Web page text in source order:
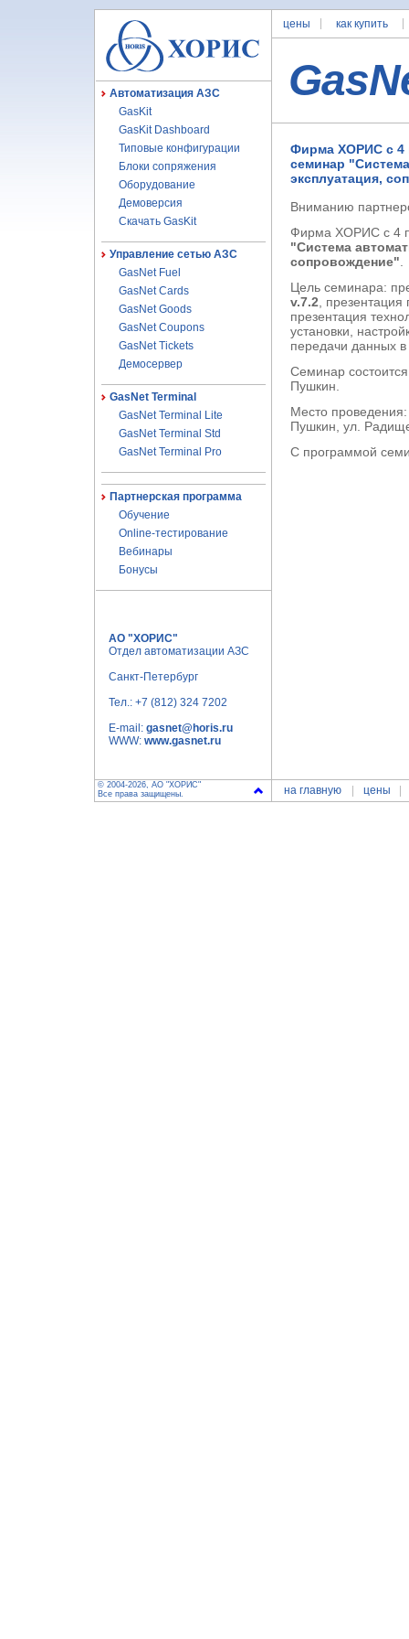
Автоматизация АЗС
GasKit
GasKit Dashboard
Типовые конфигурации
Блоки сопряжения
Оборудование
Демоверсия
Скачать GasKit
Управление сетью АЗС
GasNet Fuel
GasNet Cards
GasNet Goods
GasNet Coupons
GasNet Tickets
Демосервер
GasNet Terminal
GasNet Terminal Lite
GasNet Terminal Std
GasNet Terminal Pro
Партнерская программа
Обучение
Online-тестирование
Вебинары
Бонусы
цены как купить
Фирма ХОРИС с 4
семинар
эксплуатация,
Вниманию
Фирма ХОРИС с 4
"Система
сопровождение"
Цель семинара:
v.7.2 ,
презентация
установки,
передачи данных
Семинар
Пушкин.
Место проведения:
Пушкин, ул.
С программой
АО "ХОРИС"
Отдел автоматизации АЗС
Санкт-Петербург
Тел.: +7 (812) 324 7202
E-mail: gasnet@horis.ru
WWW: www.gasnet.ru
© 2004-2026, АО "ХОРИС"
Все права защищены.
на главную цены